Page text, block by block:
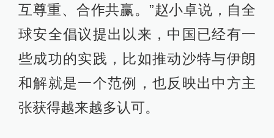
互尊重、合作共赢。”赵小卓说，自全
球安全倡议提出以来，中国已经有一
些成功的实践，比如推动沙特与伊朗
和解就是一个范例，也反映出中方主
张获得越来越多认可。